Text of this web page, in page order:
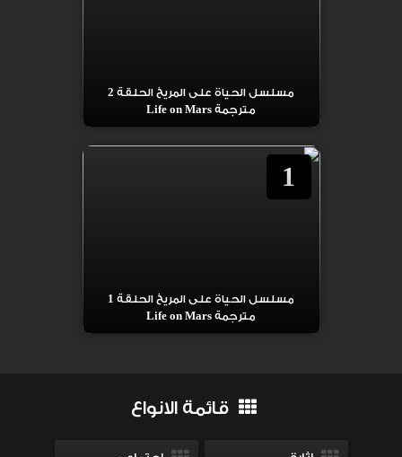
مسلسل الحياة على المريخ الحلقة 2
مترجمة Life on Mars
1
مسلسل الحياة على المريخ الحلقة 1
مترجمة Life on Mars
قائمة الانواع